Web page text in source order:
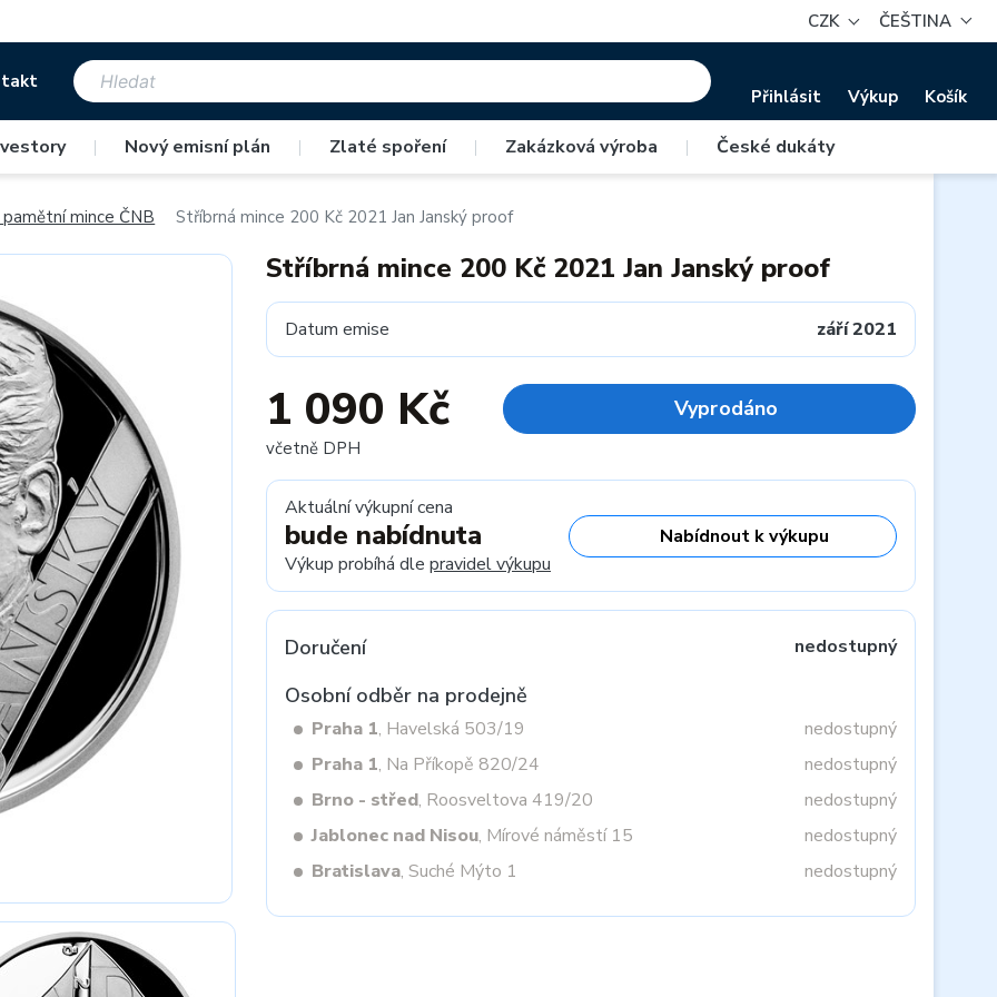
CZK ČEŠTINA
Přihlásit Výkup Košík
| Nový emisní plán | Zlaté spoření | Zakázková výroba | České dukáty
mince ČNB Stříbrná mince 200 Kč 2021 Jan Janský proof
Next
Stříbrná mince 200 Kč 2021 Jan Janský proof
Datum emise září 2021
1 090 Kč
včetně DPH
Vyprodáno
Aktuální výkupní cena
bude nabídnuta
Výkup probíhá dle pravidel výkupu
Nabídnout k výkupu
Doručení nedostupný
Osobní odběr na prodejně
Praha 1, Havelská 503/19
nedostupný
Praha 1, Na Příkopě 820/24
nedostupný
Brno - střed, Roosveltova 419/20
nedostupný
Jablonec nad Nisou, Mírové náměstí 15
nedostupný
Bratislava, Suché Mýto 1 nedostupný